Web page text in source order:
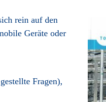
rein auf den
Geräte oder
Fragen),